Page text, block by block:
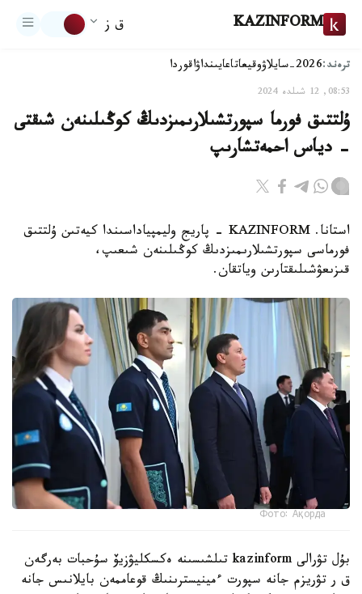
KAZINFORM ق ز
ترەند:2026-سايلاۋ وقيعاتاعايىنداۋاقوردا
08:53, 12 شىلدە 2024
ۇلتتىق فورما سپورتشىلارىمىزدىڭ كوڭىلىنەن شىقتى
- دياس احمەتشارىپ
استانا. KAZINFORM - پاريج وليمپياداسىندا كيەتىن ۇلتتىق
فورماسى سپورتشىلارىمىزدىڭ كوڭىلىنەن شىعىپ،
قىزىعۋشىلىقتارىن وياتقان.
Фото: Ақорда
بۇل تۋرالى kazinform تىلشىسىنە ەكسكليۋزيۆ سۇحبات بەرگەن
ق ر تۋريزم جانە سپورت ءمينيسترىنىڭ قوعاممەن بايلانىس جانە